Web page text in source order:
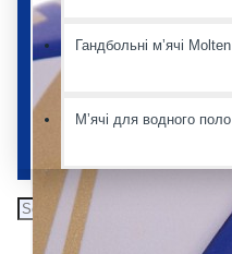
Гандбольні мʼячі Molten
Мʼячі для водного поло